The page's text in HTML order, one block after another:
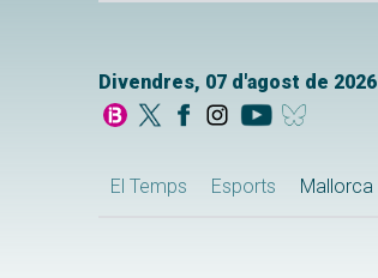
Divendres, 07 d'agost de 2026
El Temps Esports Mallorca